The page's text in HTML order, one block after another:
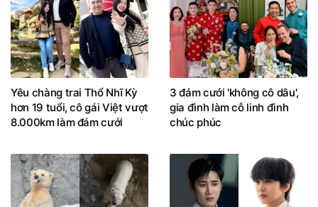
Yêu chàng trai Thổ Nhĩ Kỳ
hơn 19 tuổi, cô gái Việt vượt
8.000km làm đám cưới
3 đám cưới 'không cô dâu',
gia đình làm cỗ linh đình
chúc phúc